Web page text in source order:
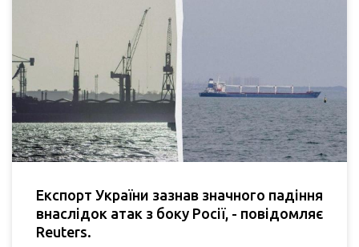
Експорт України зазнав значного падіння
внаслідок атак з боку Росії, - повідомляє
Reuters.